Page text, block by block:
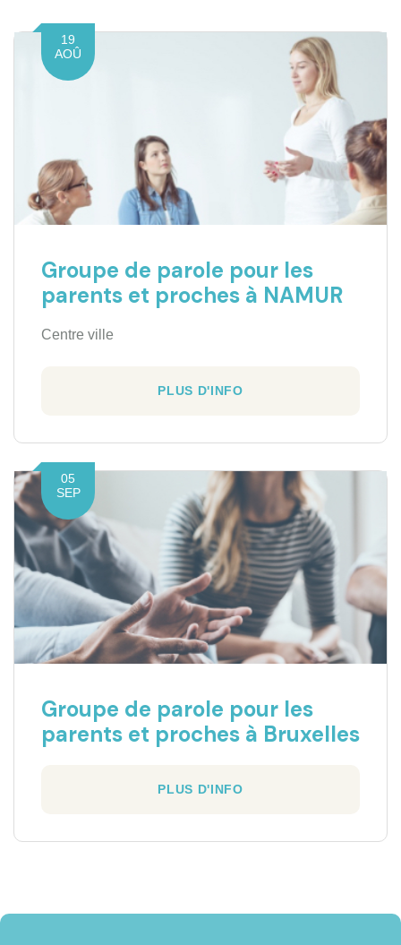
19
AOÛ
Groupe de parole pour les
parents et proches à NAMUR
Centre ville
PLUS D'INFO
05
SEP
Groupe de parole pour les
parents et proches à Bruxelles
PLUS D'INFO